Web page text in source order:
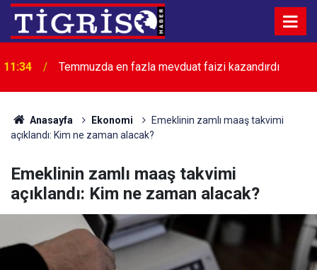
11:34 Temmuzda en fazla mevduat faizi kazandırdı
11:28 TBMM’de tarihi oturum başladı
Anasayfa Ekonomi
Emeklinin zamlı maaş takvimi
açıklandı: Kim ne zaman alacak?
Emeklinin zamlı maaş takvimi
açıklandı: Kim ne zaman alacak?